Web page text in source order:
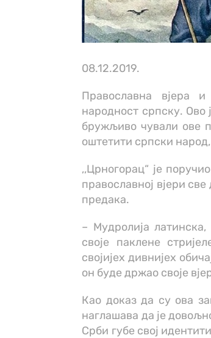
08.12.2019.
Православна вјера
народност српску. Ово
бружљиво чували ове
оштетити српски
,,Црногорац“ је
православној вјери
предака.
– Мудролија
своје паклене
својијех дивнијех
он буде држао своје
Као доказ да су ова
наглашава да је
Срби губе свој